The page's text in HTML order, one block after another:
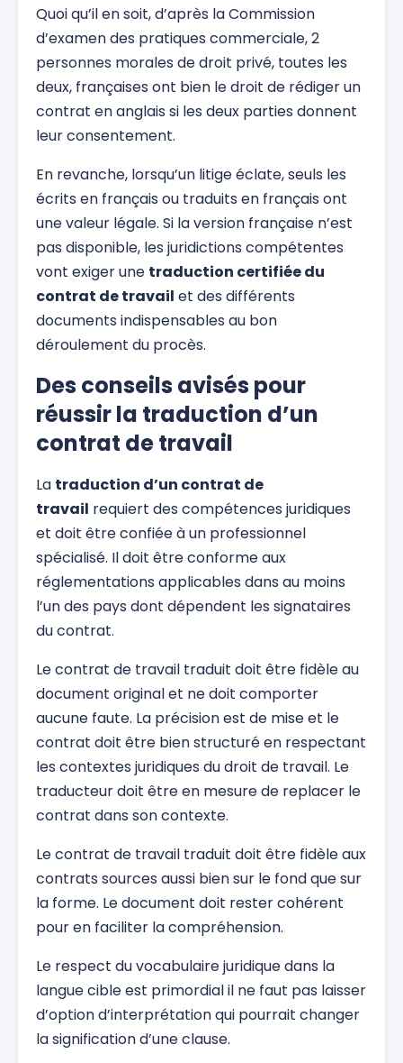
Quoi qu’il en soit, d’après la Commission
d’examen des pratiques commerciale, 2
personnes morales de droit privé, toutes les
deux, françaises ont bien le droit de rédiger un
contrat en anglais si les deux parties donnent
leur consentement.
En revanche, lorsqu’un litige éclate, seuls les
écrits en français ou traduits en français ont
une valeur légale. Si la version française n’est
pas disponible, les juridictions compétentes
vont exiger une traduction certifiée du
contrat de travail et des différents
documents indispensables au bon
déroulement du procès.
Des conseils avisés pour
réussir la traduction d’un
contrat de travail
La traduction d’un contrat de
travail requiert des compétences juridiques
et doit être confiée à un professionnel
spécialisé. Il doit être conforme aux
réglementations applicables dans au moins
l’un des pays dont dépendent les signataires
du contrat.
Le contrat de travail traduit doit être fidèle au
document original et ne doit comporter
aucune faute. La précision est de mise et le
contrat doit être bien structuré en respectant
les contextes juridiques du droit de travail. Le
traducteur doit être en mesure de replacer le
contrat dans son contexte.
Le contrat de travail traduit doit être fidèle aux
contrats sources aussi bien sur le fond que sur
la forme. Le document doit rester cohérent
pour en faciliter la compréhension.
Le respect du vocabulaire juridique dans la
langue cible est primordial il ne faut pas laisser
d’option d’interprétation qui pourrait changer
la signification d’une clause.